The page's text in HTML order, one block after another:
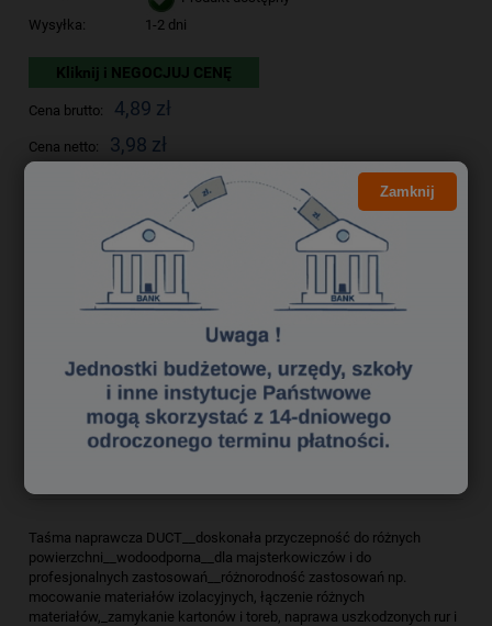
Wysyłka:
1-2 dni
Kliknij i NEGOCJUJ CENĘ
Cena brutto: 4,89 zł
Cena netto: 3,98 zł
do koszyka
Kod produktu:
tak0690075
poleć znajomemu
Taśma naprawcza DUCT__doskonała przyczepność do różnych
powierzchni__wodoodporna__dla majsterkowiczów i do
profesjonalnych zastosowań__różnorodność zastosowań np.
mocowanie materiałów izolacyjnych, łączenie różnych
materiałów,_zamykanie kartonów i toreb, naprawa uszkodzonych rur i
Zamknij